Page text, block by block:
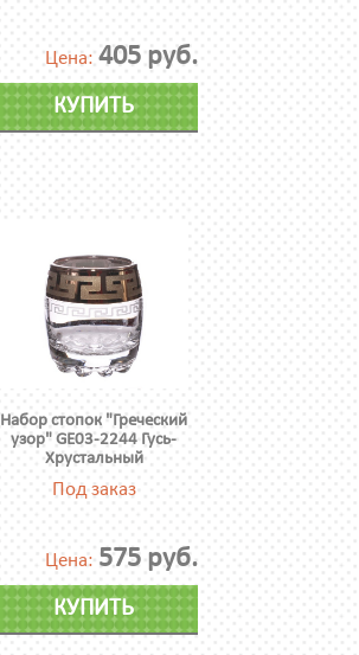
Цена: 405 руб.
КУПИТЬ
Набор стопок "Греческий
узор" GE03-2244 Гусь-
Хрустальный
Под заказ
Цена: 575 руб.
КУПИТЬ